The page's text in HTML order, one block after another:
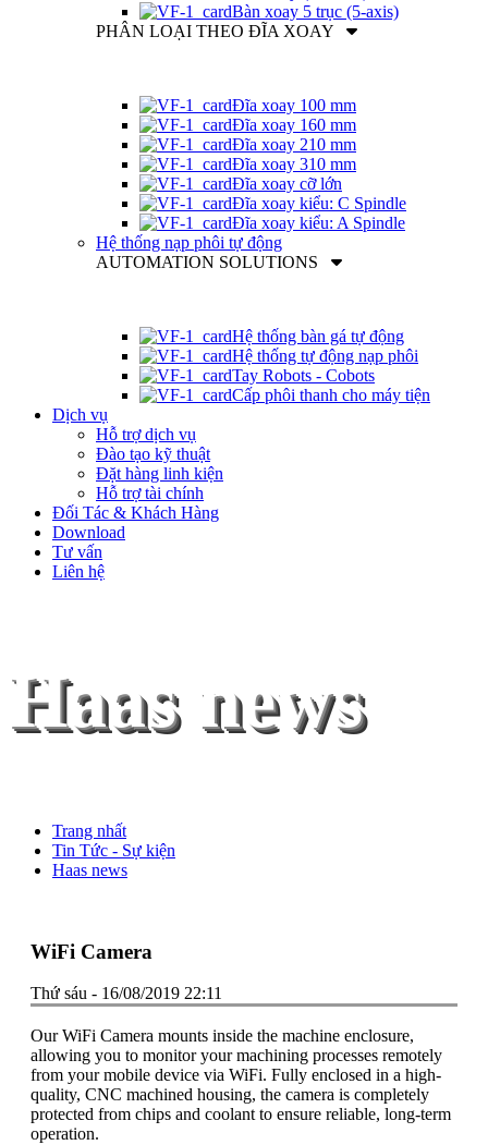
Bàn xoay 5 trục (5-axis)
PHÂN LOẠI THEO ĐĨA XOAY
Đĩa xoay 100 mm
Đĩa xoay 160 mm
Đĩa xoay 210 mm
Đĩa xoay 310 mm
Đĩa xoay cỡ lớn
Đĩa xoay kiểu: C Spindle
Đĩa xoay kiểu: A Spindle
Hệ thống nạp phôi tự động
AUTOMATION SOLUTIONS
Hệ thống bàn gá tự động
Hệ thống tự động nạp phôi
Tay Robots - Cobots
Cấp phôi thanh cho máy tiện
Dịch vụ
Hỗ trợ dịch vụ
Đào tạo kỹ thuật
Đặt hàng linh kiện
Hỗ trợ tài chính
Đối Tác & Khách Hàng
Download
Tư vấn
Liên hệ
Haas news
Trang nhất
Tin Tức - Sự kiện
Haas news
WiFi Camera
Thứ sáu - 16/08/2019 22:11
Our WiFi Camera mounts inside the machine enclosure,
allowing you to monitor your machining processes remotely
from your mobile device via WiFi. Fully enclosed in a high-
quality, CNC machined housing, the camera is completely
protected from chips and coolant to ensure reliable, long-term
operation.